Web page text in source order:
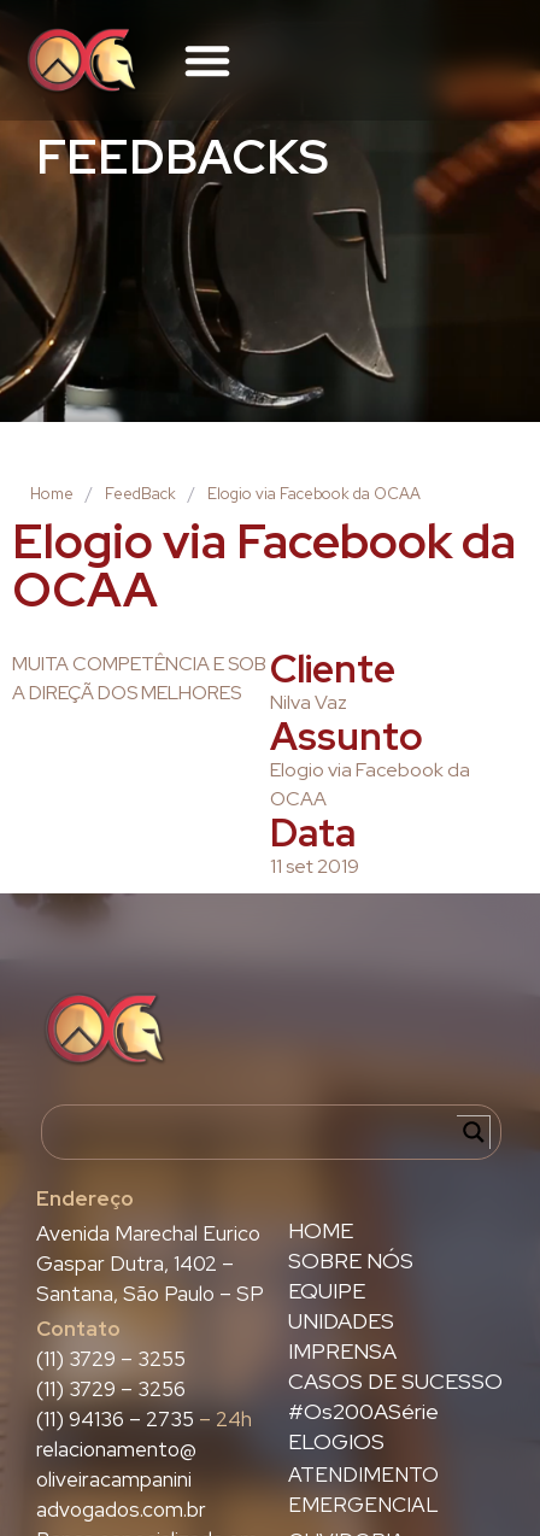
FEEDBACKS
Home / FeedBack / Elogio via Facebook da OCAA
Elogio via Facebook da
OCAA
MUITA COMPETÊNCIA E SOB
A DIREÇÃ DOS MELHORES
Cliente
Nilva Vaz
Assunto
Elogio via Facebook da
OCAA
Data
11 set 2019
Endereço
HOME
SOBRE NÓS
EQUIPE
UNIDADES
IMPRENSA
CASOS DE SUCESSO
#Os200ASérie
ELOGIOS
ATENDIMENTO
EMERGENCIAL
Avenida Marechal Eurico
Gaspar Dutra, 1402 –
Santana, São Paulo – SP
Contato
(11) 3729 – 3255
(11) 3729 – 3256
(11) 94136 – 2735 – 24h
relacionamento@
oliveiracampanini
advogados.com.br